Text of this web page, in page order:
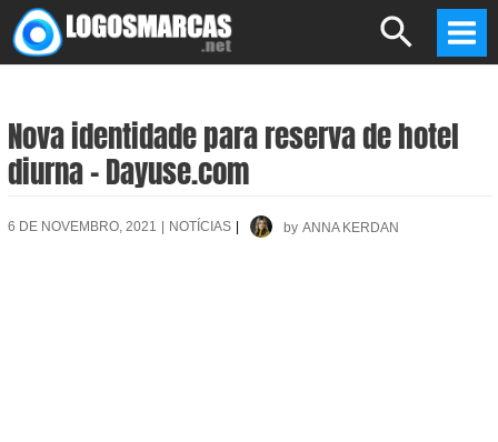
Skip
to
Search
Nova identidade para reserva de hotel
diurna – Dayuse.com
6 DE NOVEMBRO, 2021 NOTÍCIAS by ANNA KERDAN